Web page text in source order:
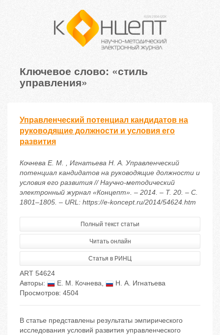
Ключевое слово: «стиль
управления»
Управленческий потенциал кандидатов на
руководящие должности и условия его
развития
Кочнева Е. М. , Игнатьева Н. А. Управленческий
потенциал кандидатов на руководящие должности и
условия его развития // Научно-методический
электронный журнал «Концепт». – 2014. – Т. 20. – С.
1801–1805. – URL: https://e-koncept.ru/2014/54624.htm
Полный текст статьи
Читать онлайн
Статья в РИНЦ
ART 54624
Авторы:
Е. М. Кочнева,
Н. А. Игнатьева
Просмотров: 4504
В статье представлены результаты эмпирического
исследования условий развития управленческого